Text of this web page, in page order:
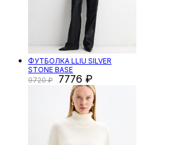
ФУТБОЛКА LLIU SILVER
STONE BASE
9720
7776